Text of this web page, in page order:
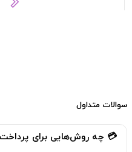
سوالات متداول
💳 چه روش‌هایی برای پرداخت